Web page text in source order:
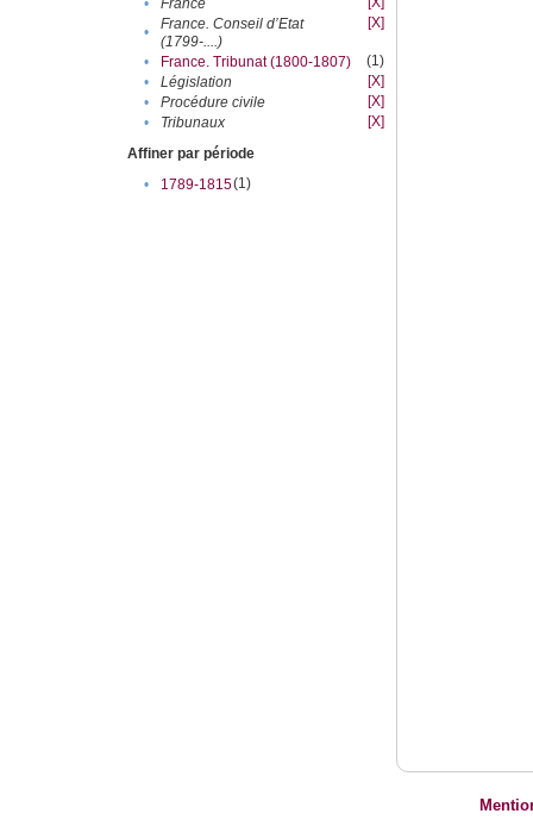
•
France
•
France. Conseil d’Etat
(1799-....)
[X]
• France. Tribunat (1800-1807)
(1)
•
Législation
[X]
•
Procédure civile
[X]
•
Tribunaux
[X]
Affiner par période
•
1789-1815(1)